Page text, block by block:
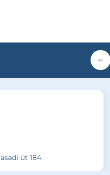
-
út 184.